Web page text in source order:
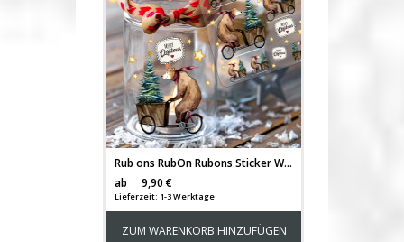
Rub ons RubOn Rubons Sticker Weihnachten Weihnachtssticker Weihnachtsmotive Bär auf Fahrrad mit Tanne Tiere A5 Bogen rb08
ab
9,90 €
Lieferzeit: 1-3 Werktage
ZUM WARENKORB HINZUFÜGEN